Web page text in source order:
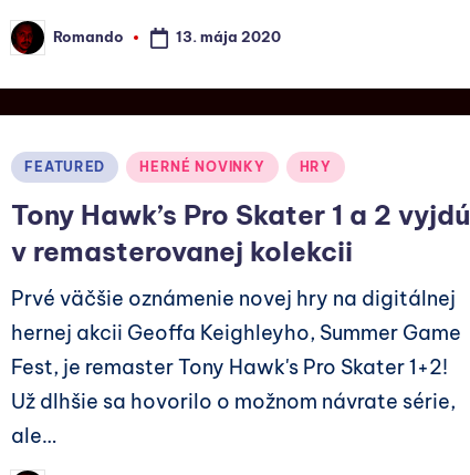
Romando 13. mája 2020
FEATURED HERNÉ NOVINKY HRY
Tony Hawk’s Pro Skater 1 a 2 vyjdú
v remasterovanej kolekcii
Prvé väčšie oznámenie novej hry na digitálnej
hernej akcii Geoffa Keighleyho, Summer Game
Fest, je remaster Tony Hawk's Pro Skater 1+2!
Už dlhšie sa hovorilo o možnom návrate série,
ale…